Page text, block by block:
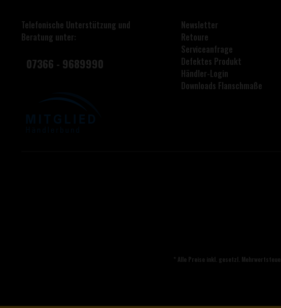
Telefonische Unterstützung und
Beratung unter:
07366 - 9689990
Newsletter
Retoure
Serviceanfrage
Defektes Produkt
Händler-Login
Downloads Flanschmaße
* Alle Preise inkl. gesetzl.